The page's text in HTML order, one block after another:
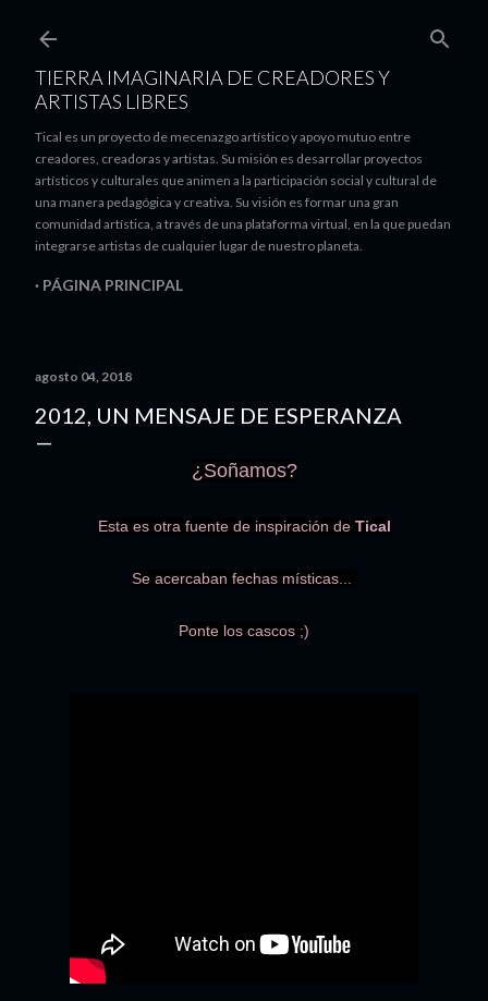
TIERRA IMAGINARIA DE CREADORES Y
ARTISTAS LIBRES
Tical es un proyecto de mecenazgo artístico y apoyo mutuo entre
creadores, creadoras y artistas. Su misión es desarrollar proyectos
artísticos y culturales que animen a la participación social y cultural de
una manera pedagógica y creativa. Su visión es formar una gran
comunidad artística, a través de una plataforma virtual, en la que puedan
integrarse artistas de cualquier lugar de nuestro planeta.
PÁGINA PRINCIPAL
agosto 04, 2018
2012, UN MENSAJE DE ESPERANZA
¿Soñamos?
Esta es otra fuente de inspiración de Tical
Se acercaban fechas místicas...
Ponte los cascos ;)